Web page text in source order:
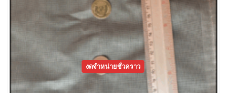
งดจำหน่ายชั่วคราว